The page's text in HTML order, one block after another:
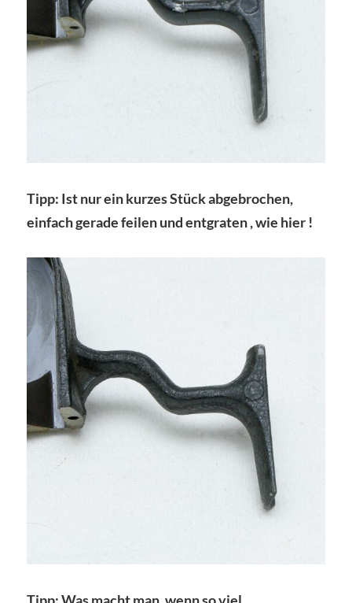
Tipp: Ist nur ein kurzes Stück abgebrochen,
einfach gerade feilen und entgraten , wie hier !